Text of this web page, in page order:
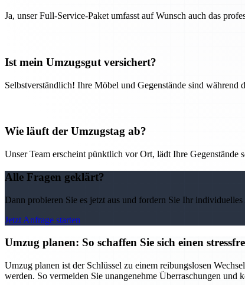
Ja, unser Full-Service-Paket umfasst auf Wunsch auch das
Ist mein Umzugsgut versichert?
Selbstverständlich! Ihre Möbel und Gegenstände sind während
Wie läuft der Umzugstag ab?
Unser Team erscheint pünktlich vor Ort, lädt Ihre
Alle Fragen geklärt?
Dann probieren Sie es jetzt aus und fordern Sie Ihr
Jetzt Anfrage starten
Umzug planen: So schaffen Sie sich einen
Umzug planen ist der Schlüssel zu einem reibungslosen
werden. So vermeiden Sie unangenehme Überraschungen und